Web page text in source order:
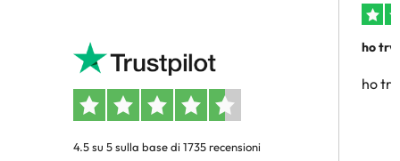
4.5 su 5 sulla base di 1735 recensioni
ho
ho